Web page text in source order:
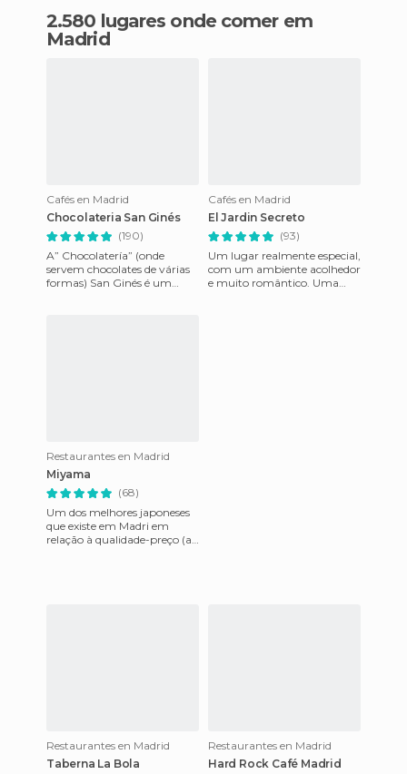
2.580 lugares onde comer em
Madrid
Cafés en Madrid
Chocolateria San Ginés
(190)
A” Chocolatería” (onde
servem chocolates de várias
formas) San Ginés é um
Cafés en Madrid
El Jardin Secreto
(93)
Um lugar realmente especial,
com um ambiente acolhedor
e muito romântico. Uma
Restaurantes en Madrid
Miyama
(68)
Um dos melhores japoneses
que existe em Madri em
relação à qualidade-preço (a
Restaurantes en Madrid
Taberna La Bola
Restaurantes en Madrid
Hard Rock Café Madrid